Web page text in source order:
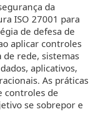
da
ISO 27001 para
de defesa de
aplicar controles
de rede, sistemas
aplicativos,
As práticas
controles de
se sobrepor e